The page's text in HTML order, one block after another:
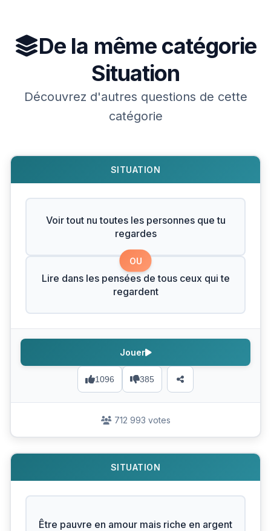
De la même catégorie
Situation
Découvrez d'autres questions de cette
catégorie
SITUATION
Voir tout nu toutes les personnes que tu
regardes
OU
Lire dans les pensées de tous ceux qui te
regardent
1096 385
Jouer
712 993 votes
SITUATION
Être pauvre en amour mais riche en argent